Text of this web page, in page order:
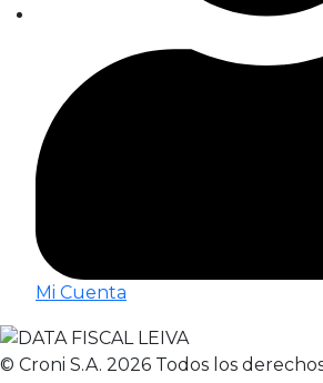
Mi Cuenta
© Croni S.A. 2026 Todos los